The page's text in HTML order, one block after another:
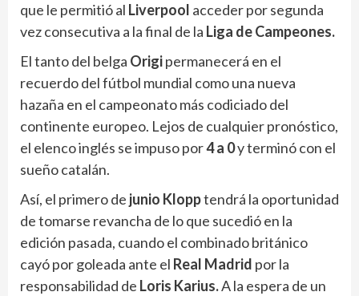
que le permitió al Liverpool acceder por segunda
vez consecutiva a la final de la Liga de Campeones.
El tanto del belga Origipermanecerá en el
recuerdo del fútbol mundial como una nueva
hazaña en el campeonato más codiciado del
continente europeo. Lejos de cualquier pronóstico,
el elenco inglés se impuso por4 a 0y terminó con el
sueño catalán.
Así, el primero de junio Klopptendrá la oportunidad
de tomarse revancha de lo que sucedió en la
edición pasada, cuando el combinado británico
cayó por goleada ante el Real Madrid por la
responsabilidad de Loris Karius.A la espera de un